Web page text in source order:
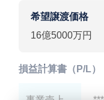
希望譲渡価格
16億5000万円
損益計算書（P/L）